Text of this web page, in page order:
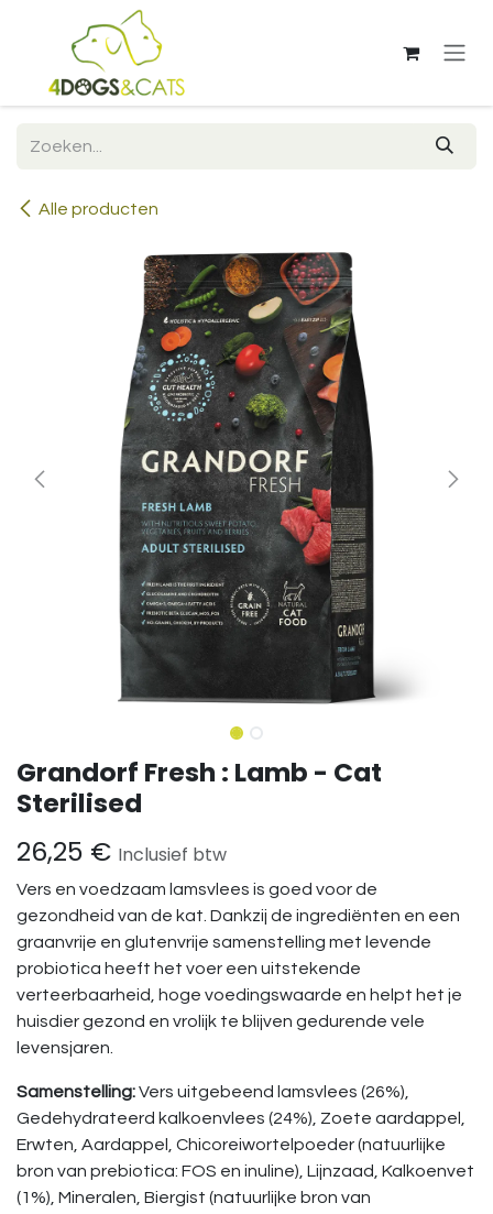
Overslaan naar inhoud
Alle producten
Grandorf Fresh : Lamb - Cat
Sterilised
26,25 € Inclusief btw
Vers en voedzaam lamsvlees is goed voor de
gezondheid van de kat. Dankzij de ingrediënten en een
graanvrije en glutenvrije samenstelling met levende
probiotica heeft het voer een uitstekende
verteerbaarheid, hoge voedingswaarde en helpt het je
huisdier gezond en vrolijk te blijven gedurende vele
levensjaren.
Samenstelling:Vers uitgebeend lamsvlees (26%),
Gedehydrateerd kalkoenvlees (24%), Zoete aardappel,
Erwten, Aardappel, Chicoreiwortelpoeder (natuurlijke
bron van prebiotica: FOS en inuline), Lijnzaad, Kalkoenvet
(1%), Mineralen, Biergist (natuurlijke bron van